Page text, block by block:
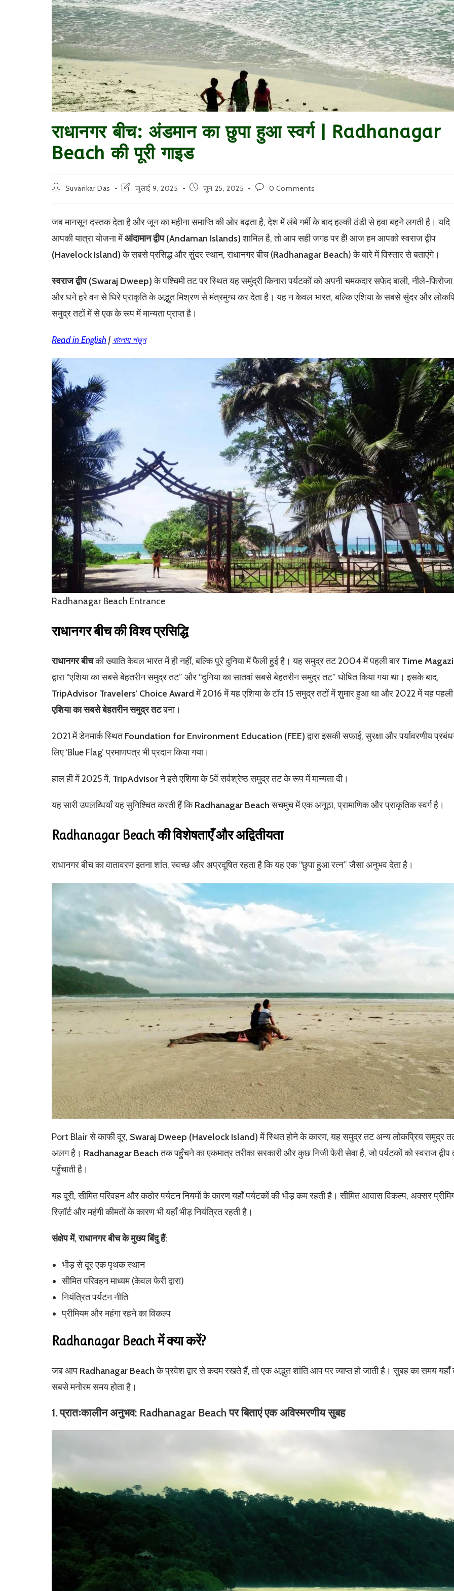
राधानगर बीच: अंडमान का छुपा हुआ स्वर्ग | Radhanagar
Beach की पूरी गाइड
PostSuvankar Das
Postजुलाई 9, 2025
Postजून 25, 2025
Post0 Comments
जब मानसून दस्तक देता है और जून का महीना समाप्ति की ओर बढ़ता है, देश में लंबे गर्मी के बाद हल्की ठंडी से हवा बहने लगती है। यदि
आपकी यात्रा योजना मेंआंदामान द्वीप (Andaman Islands)शामिल है, तो आप सही जगह पर हैं! आज हम आपको स्वराज द्वीप
(Havelock Island)के सबसे प्रसिद्ध और सुंदर स्थान, राधानगर बीच (Radhanagar Beach) के बारे में विस्तार से बताएंगे।
स्वराज द्वीप (Swaraj Dweep)के पश्चिमी तट पर स्थित यह समुंद्री किनारा पर्यटकों को अपनी चमकदार सफेद बाली, नीले-फिरोजा
और घने हरे वन से घिरे प्राकृति के अद्भुत मिश्रण से मंत्रमुग्ध कर देता है। यह न केवल भारत, बल्कि एशिया के सबसे सुंदर और
समुद्र तटों में से एक के रूप में मान्यता प्राप्त है।
Read in English| বাংলায় পড়ুন
Radhanagar Beach Entrance
राधानगर बीच की विश्व प्रसिद्धि
राधानगर बीचकी ख्याति केवल भारत में ही नहीं, बल्कि पूरे दुनिया में फैली हुई है। यह समुद्र तट 2004 में पहली बार Time
द्वारा “एशिया का सबसे बेहतरीन समुद्र तट” और “दुनिया का सातवां सबसे बेहतरीन समुद्र तट” घोषित किया गया था। इसके बाद,
TripAdvisor Travelers’ Choice Awardमें 2016 में यह एशिया के टॉप 15 समुद्र तटों में शुमार हुआ था और 2022 में यह पहली
एशिया का सबसे बेहतरीन समुद्र तटबना।
2021 में डेनमार्क स्थितFoundation for Environment Education (FEE)द्वारा इसकी सफाई, सुरक्षा और पर्यावरणीय
लिए ‘Blue Flag’ प्रमाणपत्र भी प्रदान किया गया।
हाल ही में 2025 में, TripAdvisorने इसे एशिया के 5वें सर्वश्रेष्ठ समुद्र तट के रूप में मान्यता दी।
यह सारी उपलब्धियाँ यह सुनिश्चित करती हैं किRadhanagar Beachसचमुच में एक अनूठा, प्रामाणिक और प्राकृतिक स्वर्ग है।
Radhanagar Beach की विशेषताएँ और अद्वितीयता
राधानगर बीच का वातावरण इतना शांत, स्वच्छ और अप्रदूषित रहता है कि यह एक “छुपा हुआ रत्न” जैसा अनुभव देता है।
Port Blair से काफी दूर, Swaraj Dweep (Havelock Island)में स्थित होने के कारण, यह समुद्र तट अन्य लोकप्रिय समुद्र
अलग है। Radhanagar Beachतक पहुँचने का एकमात्र तरीका सरकारी और कुछ निजी फेरी सेवा है, जो पर्यटकों को स्वराज
पहुँचाती है।
यह दूरी, सीमित परिवहन और कठोर पर्यटन नियमों के कारण यहाँ पर्यटकों की भीड़ कम रहती है। सीमित आवास विकल्प, अक्सर
रिज़ॉर्ट और महंगी कीमतों के कारण भी यहाँ भीड़ नियंत्रित रहती है।
संक्षेप में, राधानगर बीच के मुख्य बिंदु हैं:
भीड़ से दूर एक पृथक स्थान
सीमित परिवहन माध्यम (केवल फेरी द्वारा)
नियंत्रित पर्यटन नीति
प्रीमियम और महंगा रहने का विकल्प
Radhanagar Beach में क्या करें?
जब आप Radhanagar Beachके प्रवेश द्वार से कदम रखते हैं, तो एक अद्भुत शांति आप पर व्याप्त हो जाती है। सुबह का समय यहाँ
सबसे मनोरम समय होता है।
1. प्रातःकालीन अनुभव: Radhanagar Beach पर बिताएं एक अविस्मरणीय सुबह